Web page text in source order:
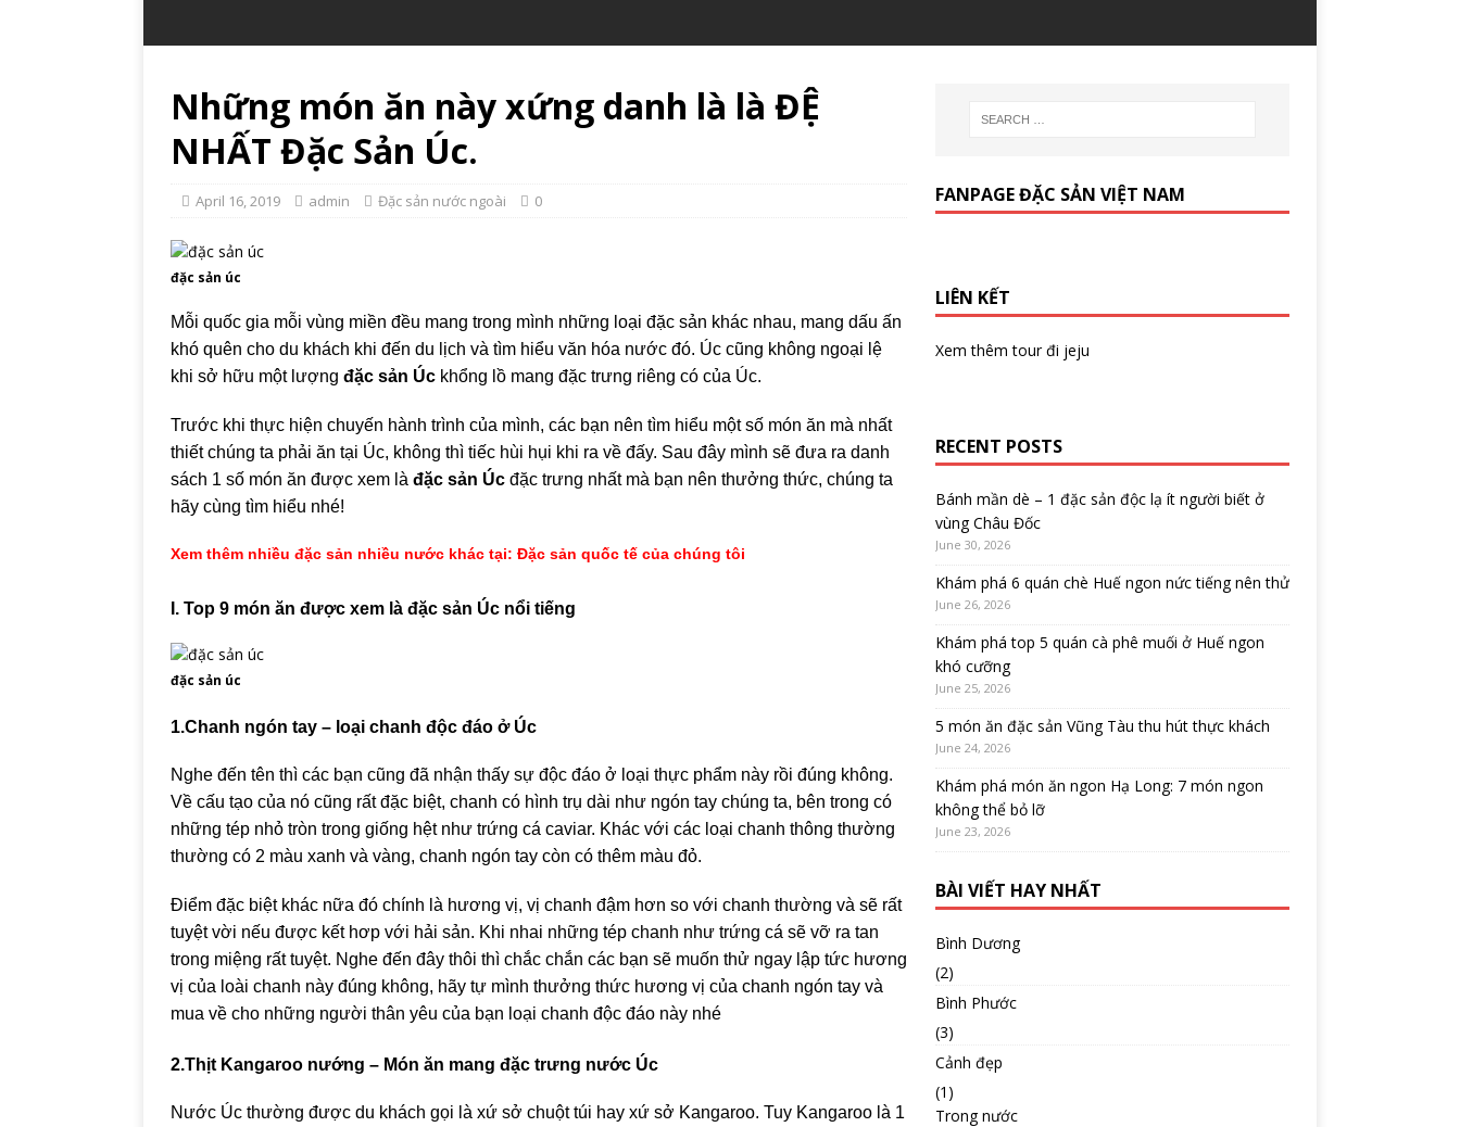
Những món ăn này xứng danh là là ĐỆ
NHẤT Đặc Sản Úc.
April 16, 2019 admin Đặc sản nước ngoài 0
đặc sản úc
Mỗi quốc gia mỗi vùng miền đều mang trong mình những loại đặc sản khác nhau, mang dấu ấn
khó quên cho du khách khi đến du lịch và tìm hiểu văn hóa nước đó. Úc cũng không ngoại lệ
khi sở hữu một lượng đặc sản Úc khổng lồ mang đặc trưng riêng có của Úc.
Trước khi thực hiện chuyến hành trình của mình, các bạn nên tìm hiểu một số món ăn mà nhất
thiết chúng ta phải ăn tại Úc, không thì tiếc hùi hụi khi ra về đấy. Sau đây mình sẽ đưa ra danh
sách 1 số món ăn được xem là đặc sản Úc đặc trưng nhất mà bạn nên thưởng thức, chúng ta
hãy cùng tìm hiểu nhé!
Xem thêm nhiều đặc sản nhiều nước khác tại: Đặc sản quốc tế của chúng tôi
I. Top 9 món ăn được xem là đặc sản Úc nổi tiếng
đặc sản úc
1.Chanh ngón tay – loại chanh độc đáo ở Úc
Nghe đến tên thì các bạn cũng đã nhận thấy sự độc đáo ở loại thực phẩm này rồi đúng không.
Về cấu tạo của nó cũng rất đặc biệt, chanh có hình trụ dài như ngón tay chúng ta, bên trong có
những tép nhỏ tròn trong giống hệt như trứng cá caviar. Khác với các loại chanh thông thường
thường có 2 màu xanh và vàng, chanh ngón tay còn có thêm màu đỏ.
Điểm đặc biệt khác nữa đó chính là hương vị, vị chanh đậm hơn so với chanh thường và sẽ rất
tuyệt vời nếu được kết hơp với hải sản. Khi nhai những tép chanh như trứng cá sẽ vỡ ra tan
trong miệng rất tuyệt. Nghe đến đây thôi thì chắc chắn các bạn sẽ muốn thử ngay lập tức hương
vị của loài chanh này đúng không, hãy tự mình thưởng thức hương vị của chanh ngón tay và
mua về cho những người thân yêu của bạn loại chanh độc đáo này nhé
2.Thịt Kangaroo nướng – Món ăn mang đặc trưng nước Úc
Nước Úc thường được du khách gọi là xứ sở chuột túi hay xứ sở Kangaroo. Tuy Kangaroo là 1
FANPAGE ĐẶC SẢN VIỆT NAM
LIÊN KẾT
Xem thêmtour đi jeju
RECENT POSTS
Bánh mần dè – 1 đặc sản độc lạ ít người biết ở
vùng Châu Đốc
June 30, 2026
Khám phá 6 quán chè Huế ngon nức tiếng nên thử
June 26, 2026
Khám phá top 5 quán cà phê muối ở Huế ngon
khó cưỡng
June 25, 2026
5 món ăn đặc sản Vũng Tàu thu hút thực khách
June 24, 2026
Khám phá món ăn ngon Hạ Long: 7 món ngon
không thể bỏ lỡ
June 23, 2026
BÀI VIẾT HAY NHẤT
Bình Dương
(2)
Bình Phước
(3)
Cảnh đẹp
(1)
Trong nước